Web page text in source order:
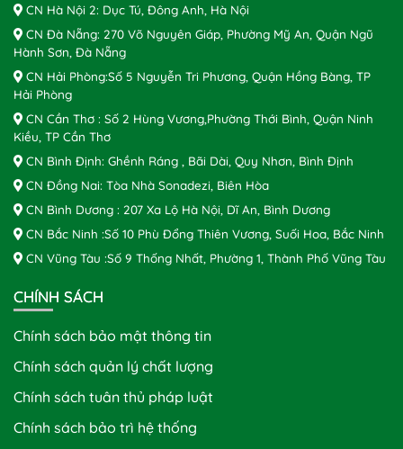
CN Hà Nội 2: Dục Tú, Đông Anh, Hà Nội
CN Đà Nẵng: 270 Võ Nguyên Giáp, Phường Mỹ An, Quận Ngũ
Hành Sơn, Đà Nẵng
CN Hải Phòng:Số 5 Nguyễn Tri Phương, Quận Hồng Bàng, TP
Hải Phòng
CN Cần Thơ : Số 2 Hùng Vương,Phường Thới Bình, Quận Ninh
Kiều, TP Cần Thơ
CN Bình Định: Ghềnh Ráng , Bãi Dài, Quy Nhơn, Bình Định
CN Đồng Nai: Tòa Nhà Sonadezi, Biên Hòa
CN Bình Dương : 207 Xa Lộ Hà Nội, Dĩ An, Bình Dương
CN Bắc Ninh :Số 10 Phù Đổng Thiên Vương, Suối Hoa, Bắc Ninh
CN Vũng Tàu :Số 9 Thống Nhất, Phường 1, Thành Phố Vũng Tàu
CHÍNH SÁCH
Chính sách bảo mật thông tin
Chính sách quản lý chất lượng
Chính sách tuân thủ pháp luật
Chính sách bảo trì hệ thống